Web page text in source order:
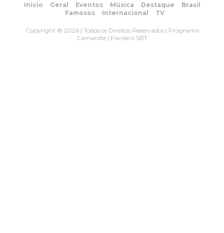
Início Geral Eventos Música Destaque
Brasil
Famosos
Internacional TV
Copyright © 2026 | Todos os Direitos Reservados | Programa
Camarote | Parceiro SBT